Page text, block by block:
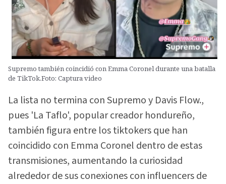
Supremo también coincidió con Emma Coronel durante una batalla
de TikTok.Foto: Captura video
La lista no termina con Supremo y Davis Flow.,
pues 'La Taflo', popular creador hondureño,
también figura entre los tiktokers que han
coincidido con Emma Coronel dentro de estas
transmisiones, aumentando la curiosidad
alrededor de sus conexiones con influencers de